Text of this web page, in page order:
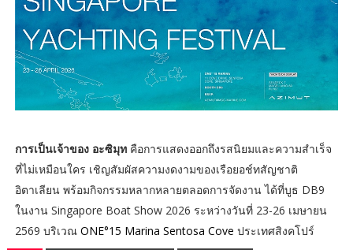
การเป็นเจ้าของ อะซิมุท คือการแสดงออกถึงรสนิยมและความสำเร็จ
ที่ไม่เหมือนใคร เชิญสัมผัสความงดงามของเรือยอช์ทสัญชาติ
อิตาเลียน พร้อมกิจกรรมหลากหลายตลอดการจัดงาน ได้ที่บูธ DB9
ในงาน Singapore Boat Show 2026 ระหว่างวันที่ 23-26 เมษายน
2569 บริเวณ ONE°15 Marina Sentosa Cove ประเทศสิงคโปร์